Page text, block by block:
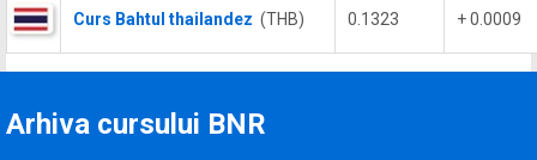
Curs Bahtul thailandez (THB) 0.1323 + 0.0009
Arhiva cursului BNR